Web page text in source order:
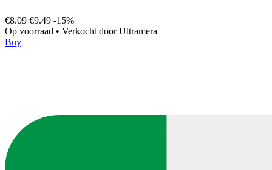
€8.09 €9.49 -15%
Op voorraad • Verkocht doorUltramera
Buy